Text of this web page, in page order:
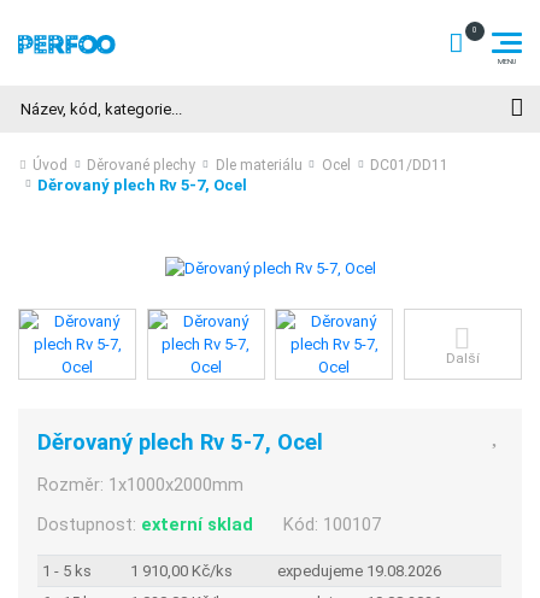
Úvod Děrované plechy Dle materiálu Ocel DC01/DD11
Děrovaný plech Rv 5-7, Ocel
Další
Děrovaný plech Rv 5-7, Ocel
Rozměr: 1x1000x2000mm
Dostupnost: externí sklad Kód: 100107
1 - 5 ks 1 910,00 Kč/ks
expedujeme 19.08.2026